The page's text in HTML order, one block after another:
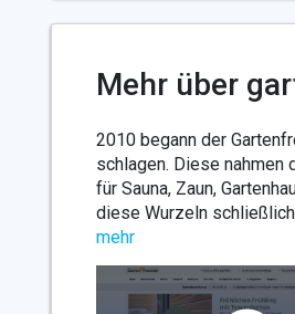
Mehr über
2010 begann der
schlagen. Diese nahmen
für Sauna, Zaun,
diese Wurzeln
mehr